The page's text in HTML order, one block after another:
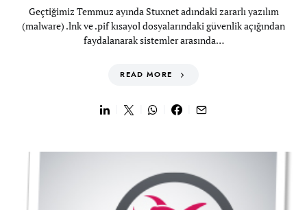
Geçtiğimiz Temmuz ayında Stuxnet adındaki zararlı yazılım
(malware) .lnk ve .pif kısayol dosyalarındaki güvenlik açığından
faydalanarak sistemler arasında…
READ MORE